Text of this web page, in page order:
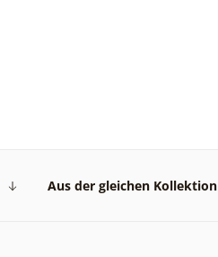
Aus der gleichen Kollektion